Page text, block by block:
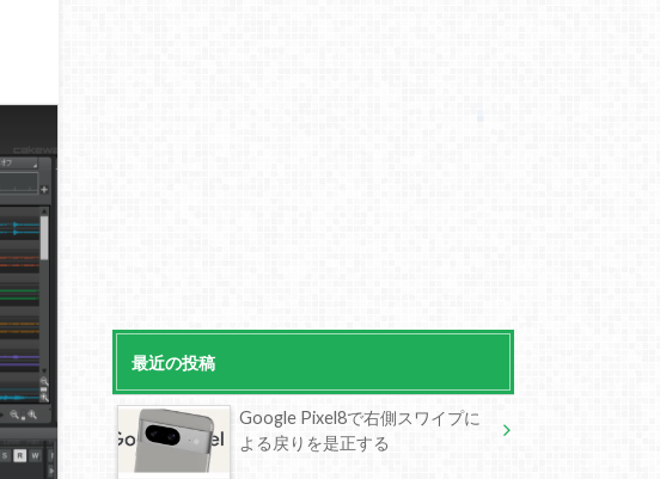
最近の投稿
Google Pixel8で右側スワイプに
よる戻りを是正する